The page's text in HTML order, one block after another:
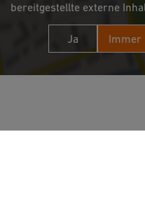
bereitgestellte externe
Ja Immer